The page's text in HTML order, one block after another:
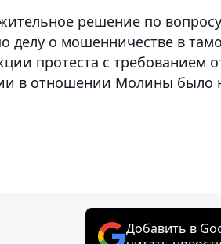
решение по
делу о мошенничестве в
протеста с требованием
в отношении Молины было
Добавить в